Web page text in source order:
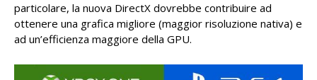
particolare, la nuova DirectX dovrebbe contribuire ad
ottenere una grafica migliore (maggior risoluzione nativa) e
ad un’efficienza maggiore della GPU.